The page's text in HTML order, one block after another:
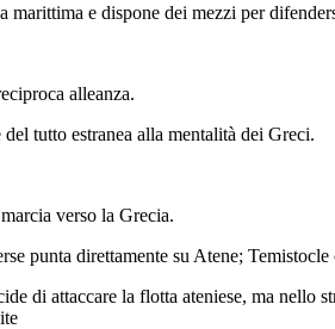
marittima e dispone dei mezzi per
alleanza.
tutto estranea alla mentalità dei Greci.
verso la Grecia.
punta direttamente su Atene;
di attaccare la flotta ateniese, ma nello